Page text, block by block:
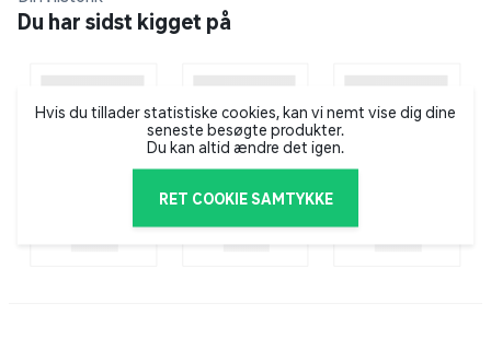
Du har sidst kigget på
Hvis du tillader statistiske cookies, kan vi nemt vise dig dine
seneste besøgte produkter.
Du kan altid ændre det igen.
RET COOKIE SAMTYKKE